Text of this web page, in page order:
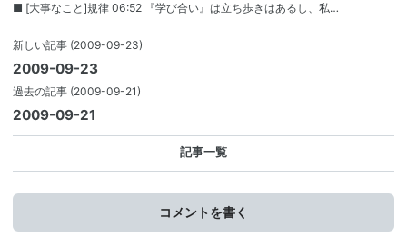
■ [大事なこと]規律 06:52 『学び合い』は立ち歩きはあるし、私…
新しい記事 (2009-09-23)
2009-09-23
過去の記事 (2009-09-21)
2009-09-21
記事一覧
コメントを書く